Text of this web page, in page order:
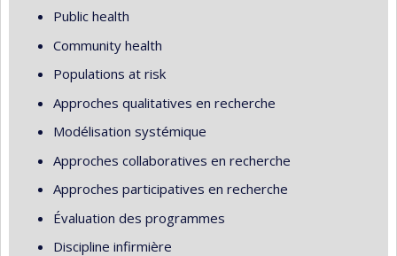
Public health
Community health
Populations at risk
Approches qualitatives en recherche
Modélisation systémique
Approches collaboratives en recherche
Approches participatives en recherche
Évaluation des programmes
Discipline infirmière